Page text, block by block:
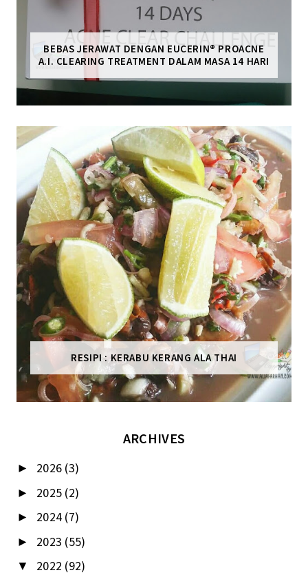
BEBAS JERAWAT DENGAN EUCERIN® PROACNE
A.I. CLEARING TREATMENT DALAM MASA 14 HARI
RESIPI : KERABU KERANG ALA THAI
ARCHIVES
► 2026 (3)
► 2025 (2)
► 2024 (7)
► 2023 (55)
▼ 2022 (92)